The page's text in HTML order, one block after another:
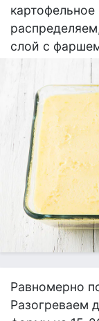
слой с
Равномерно
Разогреваем